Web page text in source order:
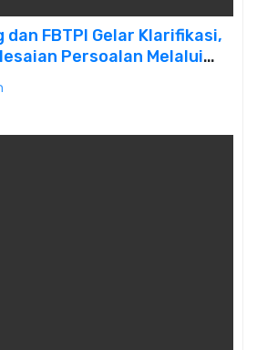
dan FBTPI Gelar Klarifikasi,
Persoalan Melalui